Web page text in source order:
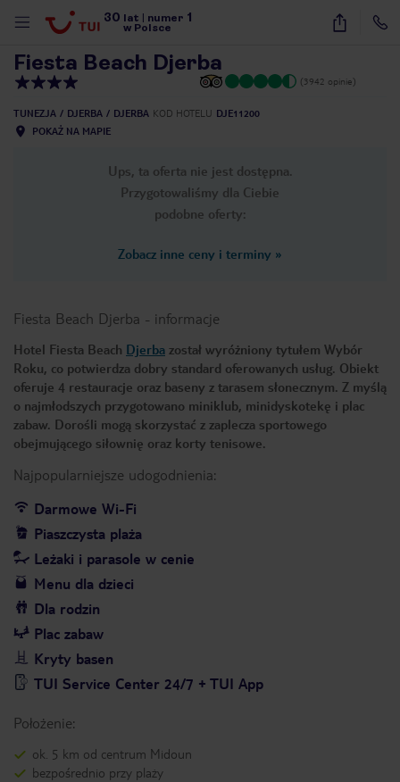
30 lat numer 1
w Polsce
24
Fiesta Beach Djerba
(3942 opinie)
TUNEZJA DJERBA DJERBA KOD HOTELU DJE11200
POKAŻ NA MAPIE
Ups, ta oferta nie jest dostępna.
Przygotowaliśmy dla Ciebie
podobne oferty:
Zobacz inne ceny i terminy »
Fiesta Beach Djerba - informacje
Hotel Fiesta Beach Djerba został wyróżniony tytułem Wybór
Roku, co potwierdza dobry standard oferowanych usług. Obiekt
oferuje 4 restauracje oraz baseny z tarasem słonecznym. Z myślą
o najmłodszych przygotowano miniklub, minidyskotekę i plac
zabaw. Dorośli mogą skorzystać z zaplecza sportowego
obejmującego siłownię oraz korty tenisowe.
Najpopularniejsze udogodnienia:
Darmowe Wi-Fi
Piaszczysta plaża
Leżaki i parasole w cenie
Menu dla dzieci
Dla rodzin
Plac zabaw
Kryty basen
TUI Service Center 24/7 + TUI App
Położenie:
ok. 5 km od centrum Midoun
bezpośrednio przy plaży